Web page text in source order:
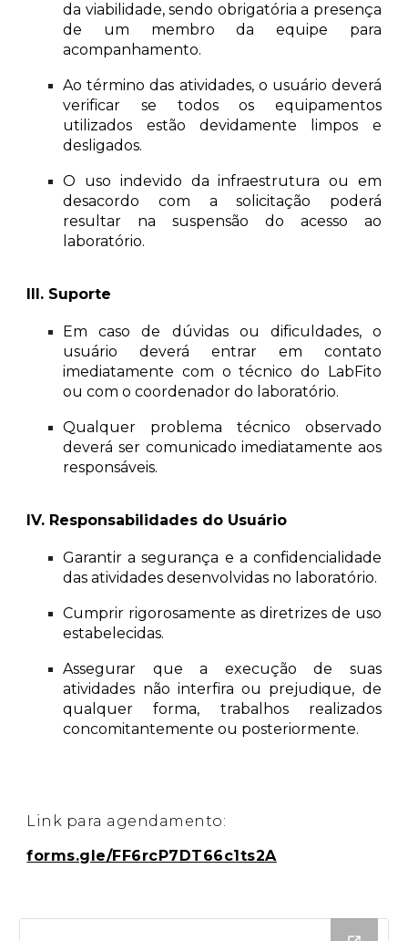
da viabilidade, sendo obrigatória a presença
de um membro da equipe para
acompanhamento.
Ao término das atividades, o usuário deverá
verificar se todos os equipamentos
utilizados estão devidamente limpos e
desligados.
O uso indevido da infraestrutura ou em
desacordo com a solicitação poderá
resultar na suspensão do acesso ao
laboratório.
III. Suporte
Em caso de dúvidas ou dificuldades, o
usuário deverá entrar em contato
imediatamente com o técnico do LabFito
ou com o coordenador do laboratório.
Qualquer problema técnico observado
deverá ser comunicado imediatamente aos
responsáveis.
IV. Responsabilidades do Usuário
Garantir a segurança e a confidencialidade
das atividades desenvolvidas no laboratório.
Cumprir rigorosamente as diretrizes de uso
estabelecidas.
Assegurar que a execução de suas
atividades não interfira ou prejudique, de
qualquer forma, trabalhos realizados
concomitantemente ou posteriormente.
Link para agendamento:
forms.gle/FF6rcP7DT66c1ts2A